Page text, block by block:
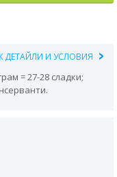
ДЕТАЙЛИ И УСЛОВИЯ
= 27-28 сладки;